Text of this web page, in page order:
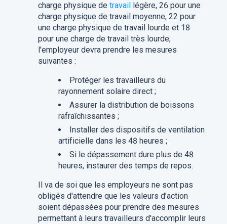
charge physique de travail
légère, 26 pour une
charge physique de travail moyenne, 22 pour
une charge physique de travail lourde et 18
pour une charge de travail très lourde,
l'employeur devra prendre les mesures
suivantes :
Protéger les travailleurs du
rayonnement solaire direct ;
Assurer la distribution de boissons
rafraîchissantes ;
Installer des dispositifs de ventilation
artificielle dans les 48 heures ;
Si le dépassement dure plus de 48
heures, instaurer des temps de repos.
Il va de soi que les employeurs ne sont pas
obligés d'attendre que les valeurs d’action
soient dépassées pour prendre des mesures
permettant à leurs travailleurs d'accomplir leurs